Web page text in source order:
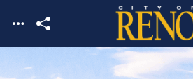
Skip to main content